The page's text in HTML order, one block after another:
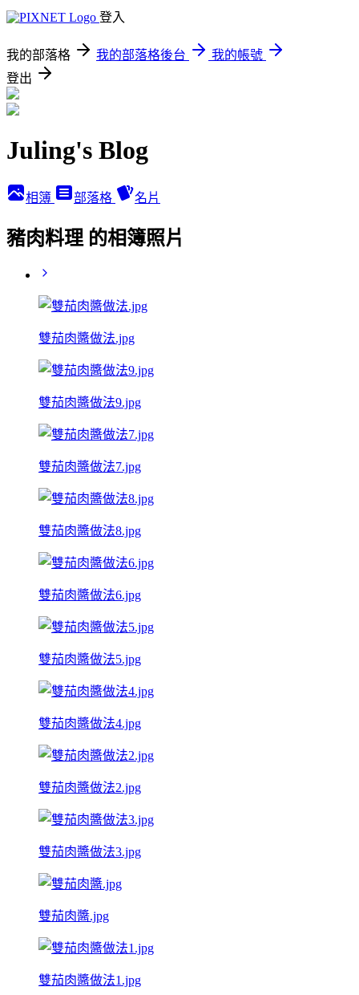
登入
我的部落格 我的部落格後台
我的帳號
登出
Juling's Blog
相簿 部落格 名片
豬肉料理 的相簿照片
雙茄肉醬做法.jpg
雙茄肉醬做法9.jpg
雙茄肉醬做法7.jpg
雙茄肉醬做法8.jpg
雙茄肉醬做法6.jpg
雙茄肉醬做法5.jpg
雙茄肉醬做法4.jpg
雙茄肉醬做法2.jpg
雙茄肉醬做法3.jpg
雙茄肉醬.jpg
雙茄肉醬做法1.jpg